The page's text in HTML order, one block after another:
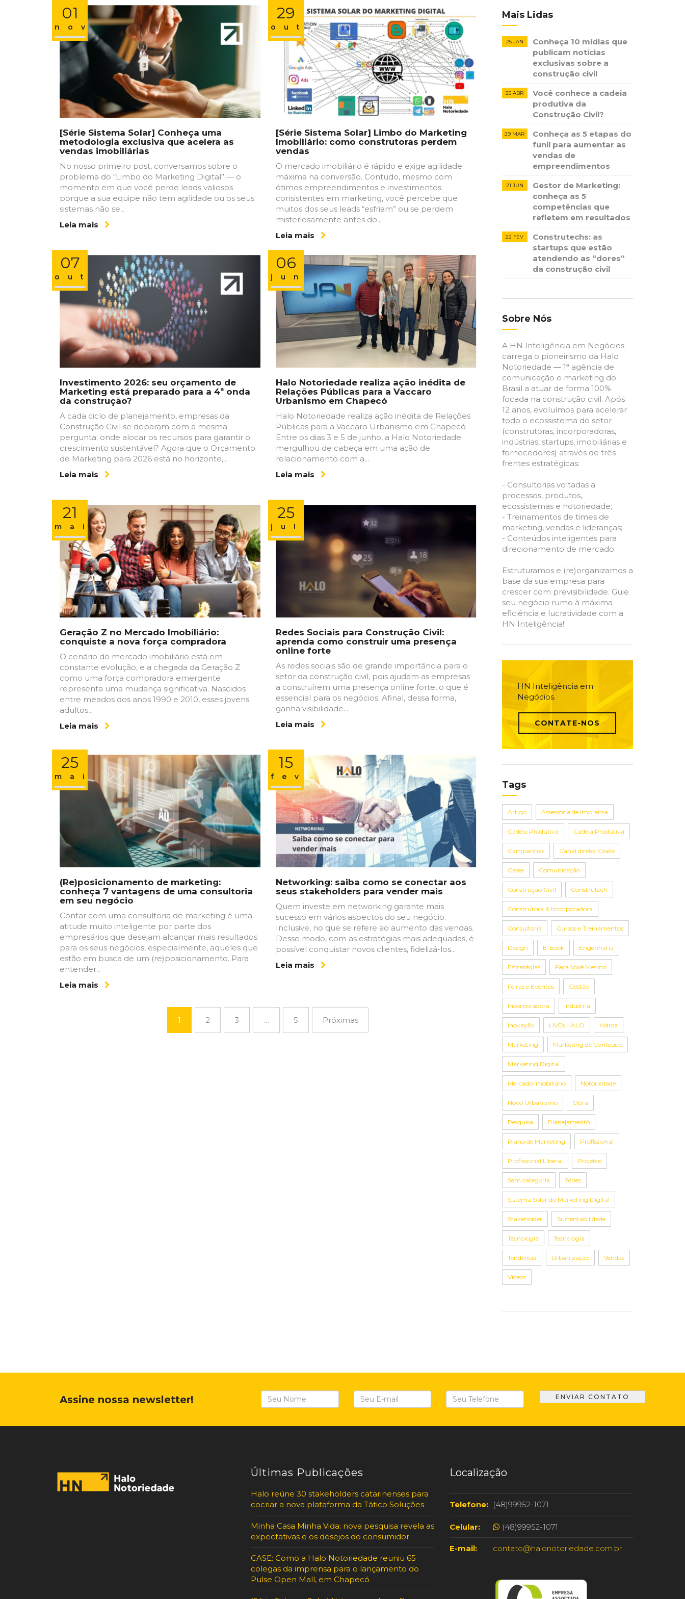
01
nov
[Série Sistema Solar] Conheça uma
metodologia exclusiva que acelera as
vendas imobiliárias
No nosso primeiro post, conversamos sobre o
problema do “Limbo do Marketing Digital” — o
momento em que você perde leads valiosos
porque a sua equipe não tem agilidade ou os seus
sistemas não se...
Leia mais
29
out
[Série Sistema Solar] Limbo do Marketing
Imobiliário: como construtoras perdem
vendas
O mercado imobiliário é rápido e exige agilidade
máxima na conversão. Contudo, mesmo com
ótimos empreendimentos e investimentos
consistentes em marketing, você percebe que
muitos dos seus leads “esfriam” ou se perdem
misteriosamente antes do...
Leia mais
07
out
Investimento 2026: seu orçamento de
Marketing está preparado para a 4ª onda
da construção?
A cada ciclo de planejamento, empresas da
Construção Civil se deparam com a mesma
pergunta: onde alocar os recursos para garantir o
crescimento sustentável? Agora que o Orçamento
de Marketing para 2026 está no horizonte,...
Leia mais
06
jun
Halo Notoriedade realiza ação inédita de
Relações Públicas para a Vaccaro
Urbanismo em Chapecó
Halo Notoriedade realiza ação inédita de Relações
Públicas para a Vaccaro Urbanismo em Chapecó
Entre os dias 3 e 5 de junho, a Halo Notoriedade
mergulhou de cabeça em uma ação de
relacionamento com a...
Leia mais
21
maio
Geração Z no Mercado Imobiliário:
conquiste a nova força compradora
O cenário do mercado imobiliário está em
constante evolução, e a chegada da Geração Z
como uma força compradora emergente
representa uma mudança significativa. Nascidos
entre meados dos anos 1990 e 2010, esses jovens
adultos...
Leia mais
25
jul
Redes Sociais para Construção Civil:
aprenda como construir uma presença
online forte
As redes sociais são de grande importância para o
setor da construção civil, pois ajudam as empresas
a construírem uma presença online forte, o que é
essencial para os negócios. Afinal, dessa forma,
ganha visibilidade...
Leia mais
25
maio
(Re)posicionamento de marketing:
conheça 7 vantagens de uma consultoria
em seu negócio
Contar com uma consultoria de marketing é uma
atitude muito inteligente por parte dos
empresários que desejam alcançar mais resultados
para os seus negócios, especialmente, aqueles que
estão em busca de um (re)posicionamento. Para
entender...
Leia mais
15
fev
Networking: saiba como se conectar aos
seus stakeholders para vender mais
Quem investe em networking garante mais
sucesso em vários aspectos do seu negócio.
Inclusive, no que se refere ao aumento das vendas.
Desse modo, com as estratégias mais adequadas, é
possível conquistar novos clientes, fidelizá-los...
Leia mais
1 2 3 … 5 Próximas
Mais Lidas
25 JAN
Conheça 10 mídias que
publicam notícias ​
exclusivas sobre​ ​a
construção​ ​civil
25 ABR
Você conhece a cadeia
produtiva da
Construção Civil?
29 MAR
Conheça as 5 etapas do
funil para aumentar as
vendas de
empreendimentos
21 JUN
Gestor de Marketing:
conheça as 5
competências que
refletem em resultados
22 FEV
Construtechs: as
startups que estão
atendendo as “dores”
da construção civil
Sobre Nós
A HN Inteligência em Negócios
carrega o pioneirismo da Halo
Notoriedade — 1ª agência de
comunicação e marketing do
Brasil a atuar de forma 100%
focada na construção civil. Após
12 anos, evoluímos para acelerar
todo o ecossistema do setor
(construtoras, incorporadoras,
indústrias, startups, imobiliárias e
fornecedores) através de três
frentes estratégicas:
- Consultorias voltadas a
processos, produtos,
ecossistemas e notoriedade;
- Treinamentos de times de
marketing, vendas e lideranças;
- Conteúdos inteligentes para
direcionamento de mercado.
Estruturamos e (re)organizamos a
base da sua empresa para
crescer com previsibilidade. Guie
seu negócio rumo à máxima
eficiência e lucratividade com a
HN Inteligência!
HN Inteligência em
Negócios.
CONTATE-NOS
Tags
Artigo Assessoria de Imprensa
Cadeia Produtiva Cadeia Produtiva
Campanhas Canal direto: Gisele
Cases Comunicação
Construção Civil Construtech
Construtora & Incorporadora
Consultoria Cursos e Treinamentos
Design E-book Engenharia
Estratégias Faça Você Mesmo
Feiras e Eventos Gestão
Incorporadora Indústria
Inovação LIVEs HALO Marca
Marketing Marketing de Conteúdo
Marketing Digital
Mercado Imobiliário Notoriedade
Novo Urbanismo Obra
Pesquisa Planejamento
Plano de Marketing Profissional
Profissional Liberal Projetos
Sem categoria Séries
Sistema Solar do Marketing Digital
Stakeholder Sustentabilidade
Tecnologia Tecnologia
Tendência Urbanização Vendas
Vídeos
Assine nossa newsletter!
Últimas Publicações
Halo reúne 30 stakeholders catarinenses para
cocriar a nova plataforma da Tático Soluções
Minha Casa Minha Vida: nova pesquisa revela as
expectativas e os desejos do consumidor
CASE: Como a Halo Notoriedade reuniu 65
colegas da imprensa para o lançamento do
Pulse Open Mall, em Chapecó
Localização
Telefone: (48)99952-1071
Celular: (48)99952-1071
E-mail: contato@halonotoriedade.com.br